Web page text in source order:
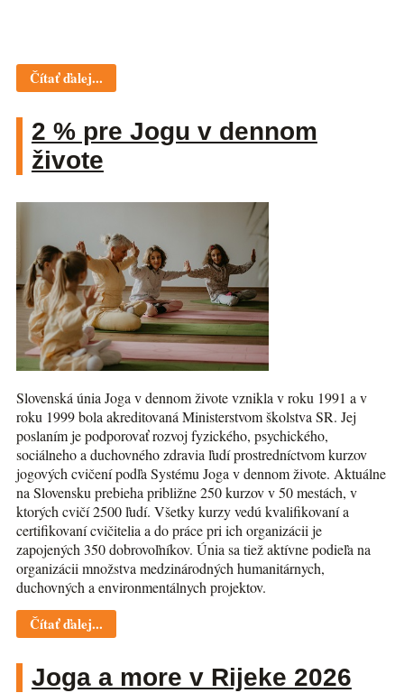
Čítať ďalej...
2 % pre Jogu v dennom
živote
Slovenská únia Joga v dennom živote vznikla v roku 1991 a v
roku 1999 bola akreditovaná Ministerstvom školstva SR. Jej
poslaním je podporovať rozvoj fyzického, psychického,
sociálneho a duchovného zdravia ľudí prostredníctvom kurzov
jogových cvičení podľa Systému Joga v dennom živote. Aktuálne
na Slovensku prebieha približne 250 kurzov v 50 mestách, v
ktorých cvičí 2500 ľudí. Všetky kurzy vedú kvalifikovaní a
certifikovaní cvičitelia a do práce pri ich organizácii je
zapojených 350 dobrovoľníkov. Únia sa tiež aktívne podieľa na
organizácii množstva medzinárodných humanitárnych,
duchovných a environmentálnych projektov.
Čítať ďalej...
Joga a more v Rijeke 2026